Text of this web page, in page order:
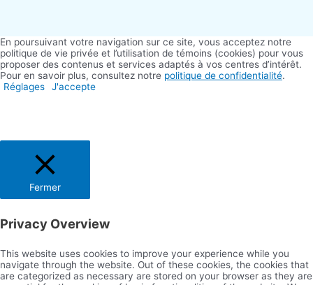
En poursuivant votre navigation sur ce site, vous acceptez notre
politique de vie privée et l’utilisation de témoins (cookies) pour vous
proposer des contenus et services adaptés à vos centres d’intérêt.
Pour en savoir plus, consultez notre politique de confidentialité.
Réglages
J'accepte
Fermer
Privacy Overview
This website uses cookies to improve your experience while you
navigate through the website. Out of these cookies, the cookies that
are categorized as necessary are stored on your browser as they are